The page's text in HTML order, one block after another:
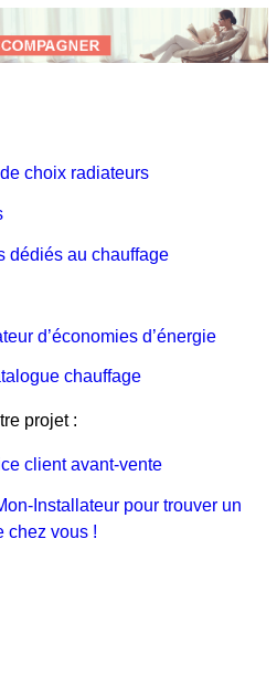
choix radiateurs
dédiés au chauffage
d’économies d’énergie
chauffage
projet :
client avant-vente
Installateur pour trouver un
chez vous !